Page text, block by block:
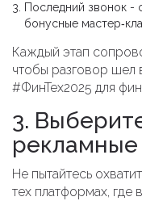
Последний звонок -
бонусные
Каждый этап
чтобы разговор
#ФинТех2025 для
3.
рекламные
Не пытайтесь
тех платформах,